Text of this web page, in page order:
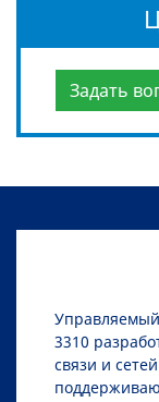
Задать
Управляемый
3310
связи и